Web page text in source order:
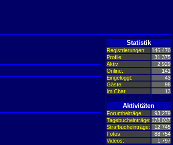
Statistik
Registrierungen:
146.470
Profile:
31.375
Aktiv:
2.929
Online:
141
Eingeloggt:
43
Gäste:
98
Im Chat:
13
Aktivitäten
Forumbeiträge:
93.279
Tagebucheinträge: 178.037
Strafbucheinträge:
12.745
Fotos:
88.754
Videos:
1.797